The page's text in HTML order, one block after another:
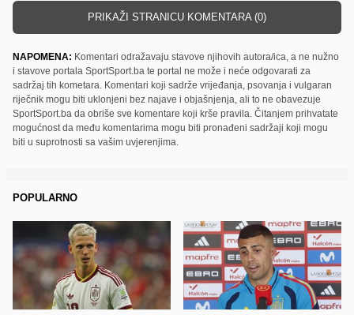
PRIKAŽI STRANICU KOMENTARA (0)
NAPOMENA: Komentari odražavaju stavove njihovih autora/ica, a ne nužno
i stavove portala SportSport.ba te portal ne može i neće odgovarati za
sadržaj tih kometara. Komentari koji sadrže vrijeđanja, psovanja i vulgaran
riječnik mogu biti uklonjeni bez najave i objašnjenja, ali to ne obavezuje
SportSport.ba da obriše sve komentare koji krše pravila. Čitanjem prihvatate
mogućnost da među komentarima mogu biti pronađeni sadržaji koji mogu
biti u suprotnosti sa vašim uvjerenjima.
POPULARNO